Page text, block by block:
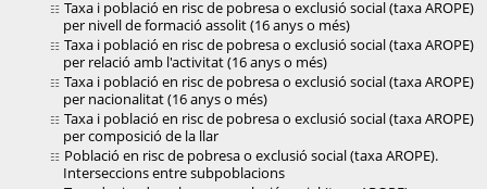
Taxa i població en risc de pobresa o exclusió social (taxa AROPE)
per nivell de formació assolit (16 anys o més)
Taxa i població en risc de pobresa o exclusió social (taxa AROPE)
per relació amb l'activitat (16 anys o més)
Taxa i població en risc de pobresa o exclusió social (taxa AROPE)
per nacionalitat (16 anys o més)
Taxa i població en risc de pobresa o exclusió social (taxa AROPE)
per composició de la llar
Població en risc de pobresa o exclusió social (taxa AROPE).
Interseccions entre subpoblacions